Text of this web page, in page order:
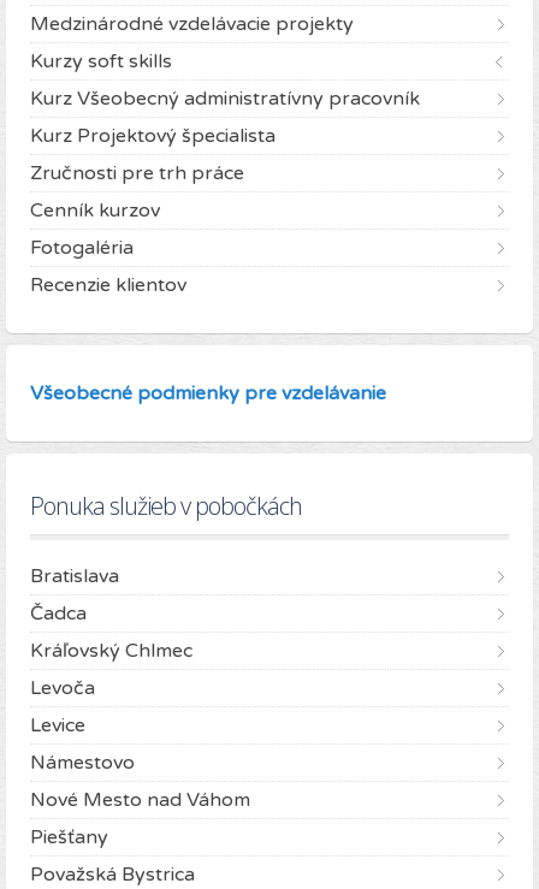
Medzinárodné vzdelávacie projekty
Kurzy soft skills
Kurz Všeobecný administratívny pracovník
Kurz Projektový špecialista
Zručnosti pre trh práce
Cenník kurzov
Fotogaléria
Recenzie klientov
Všeobecné podmienky pre vzdelávanie
Ponuka služieb v pobočkách
Bratislava
Čadca
Kráľovský Chlmec
Levoča
Levice
Námestovo
Nové Mesto nad Váhom
Piešťany
Považská Bystrica